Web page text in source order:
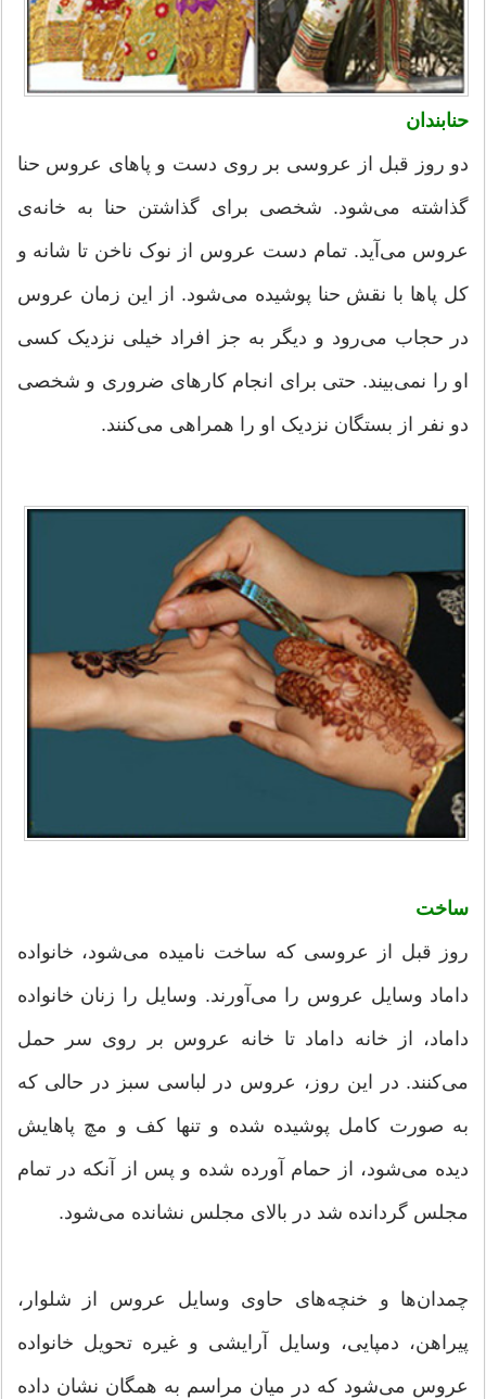
حنابندان
دو روز قبل از عروسی بر روی دست و پاهای عروس حنا
گذاشته می‌شود. شخصی برای گذاشتن حنا به خانه‌ی
عروس می‌آید. تمام دست عروس از نوک ناخن تا شانه و
کل پاها با نقش حنا پوشیده می‌‌شود. از این زمان عروس
در حجاب می‌رود و دیگر به جز افراد خیلی نزدیک کسی
او را نمی‌بیند. حتی برای انجام کارهای ضروری و شخصی
دو نفر از بستگان نزدیک او را همراهی می‌کنند.
ساخت
روز قبل از عروسی که ساخت نامیده می‌شود، خانواده
داماد وسایل عروس را می‌آورند. وسایل را زنان خانواده
داماد، از خانه داماد تا خانه عروس بر روی سر حمل
می‌کنند. در این روز، عروس در لباسی سبز در حالی که
به صورت کامل پوشیده شده و تنها كف و مچ پاهایش
دیده می‌شود، از حمام آورده شده و پس از آنکه در تمام
مجلس گردانده شد در بالای مجلس نشانده می‌شود.
چمدان‌ها و خنچه‌های حاوی وسایل عروس از شلوار،
پیراهن، دمپایی، وسایل آرایشی و غیره تحویل خانواده
عروس می‌شود که در میان مراسم به همگان نشان داده